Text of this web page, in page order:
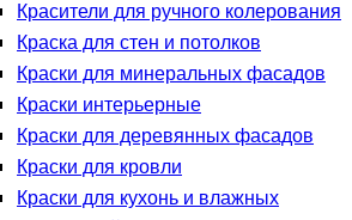
Красители для ручного колерования
Краска для стен и потолков
Краски для минеральных фасадов
Краски интерьерные
Краски для деревянных фасадов
Краски для кровли
Краски для кухонь и влажных